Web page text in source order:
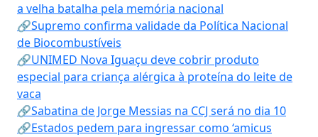
a velha batalha pela memória nacional
🔗Supremo confirma validade da Política Nacional
de Biocombustíveis
🔗UNIMED Nova Iguaçu deve cobrir produto
especial para criança alérgica à proteína do leite de
vaca
🔗Sabatina de Jorge Messias na CCJ será no dia 10
🔗Estados pedem para ingressar como ‘amicus